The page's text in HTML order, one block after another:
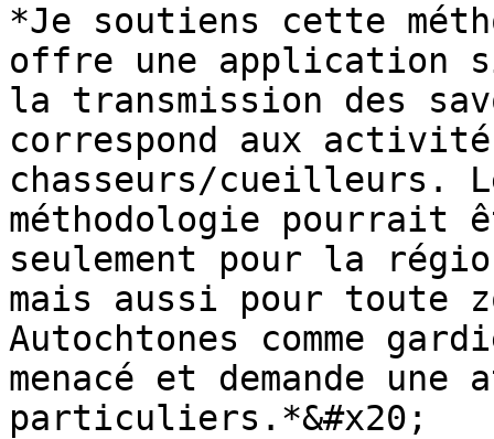
*Je soutiens cette
offre une application
la transmission des
correspond aux
chasseurs/cueilleurs.
méthodologie pourrait
seulement pour la
mais aussi pour toute
Autochtones comme
menacé et demande
particuliers.*&#x20;